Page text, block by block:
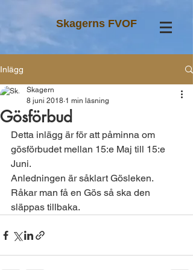
Skagerns FVOF
Inlägg
Gösförbud
Skagern
8 juni 2018 1 min läsning
Detta inlägg är för att påminna om
gösförbudet mellan 15:e Maj till 15:e
Juni.
Anledningen är såklart Gösleken.
Råkar man få en Gös så ska den
släppas tillbaka.